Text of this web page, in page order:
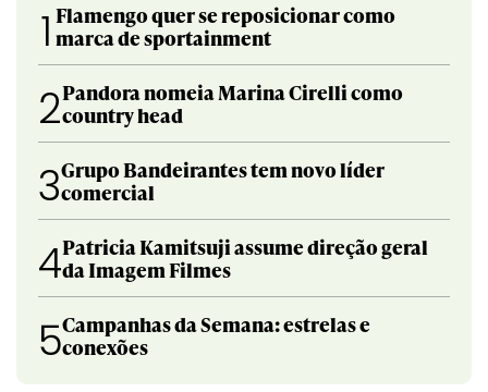
1 Flamengo quer se reposicionar como
marca de sportainment
2Pandora nomeia Marina Cirelli como
country head
3Grupo Bandeirantes tem novo líder
comercial
4Patricia Kamitsuji assume direção geral
da Imagem Filmes
5Campanhas da Semana: estrelas e
conexões